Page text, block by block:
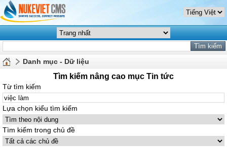
Danh mục - Dữ liệu
Tìm kiếm nâng cao mục Tin tức
Từ tìm kiếm
Lựa chọn kiểu tìm kiếm
Tìm kiếm trong chủ đề